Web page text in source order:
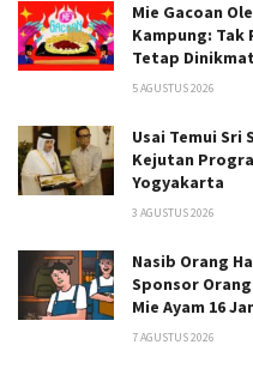
Mie Gacoan
Kampung: Tak
Tetap
5 AGUSTUS 2026
Usai Temui Sri
Kejutan
Yogyakarta
3 AGUSTUS 2026
Nasib Orang
Sponsor
Mie Ayam 16
7 AGUSTUS 2026